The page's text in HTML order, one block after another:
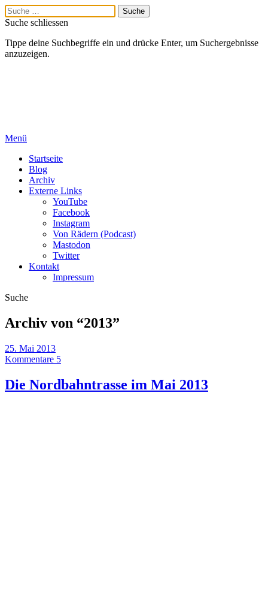
Suche schliessen
Tippe deine Suchbegriffe ein und drücke Enter, um Suchergebnisse
anzuzeigen.
Menü
Startseite
Blog
Archiv
Externe Links
YouTube
Facebook
Instagram
Von Rädern (Podcast)
Mastodon
Twitter
Kontakt
Impressum
Suche
Archiv von “2013”
25. Mai 2013
Kommentare 5
Die Nordbahntrasse im Mai 2013